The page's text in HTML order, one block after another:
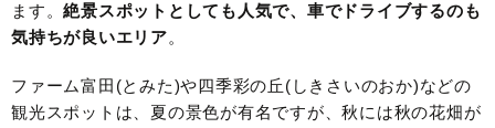
ます。絶景スポットとしても人気で、車でドライブするのも
気持ちが良いエリア。
ファーム富田(とみた)や四季彩の丘(しきさいのおか)などの
観光スポットは、夏の景色が有名ですが、秋には秋の花畑が